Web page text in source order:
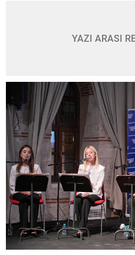
YAZI ARASI